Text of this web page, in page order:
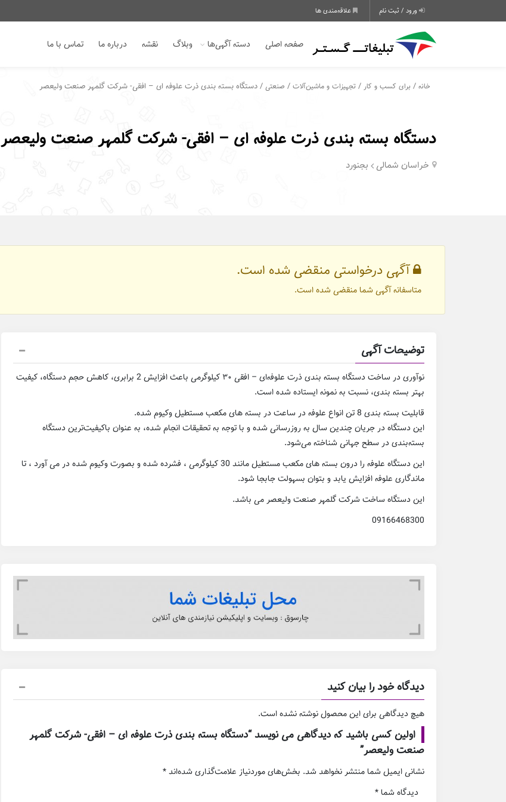
ورود / ثبت نام علاقه‌مندی ها
صفحه اصلی دسته آگهی‌ها وبلاگ نقشه درباره ما تماس با ما
خانه / برای کسب و کار / تجهیزات و ماشین‌آلات / صنعتی / دستگاه بسته بندی ذرت علوفه ای – افقی- شرکت گلمهر صنعت ولیعصر
دستگاه بسته بندی ذرت علوفه ای – افقی- شرکت گلمهر صنعت ولیعصر
خراسان شمالی بجنورد
آگهی درخواستی منقضی شده است.
متاسفانه آگهی شما منقضی شده است.
توضیحات آگهی
نوآوری در ساخت دستگاه بسته بندی ذرت علوفه‌ای – افقی ۳۰ کیلوگرمی باعث افزایش 2 برابری، کاهش حجم دستگاه، کیفیت
بهتر بسته بندی، نسبت به نمونه ایستاده شده است.
قابلیت بسته بندی 8 تن انواع علوفه در ساعت در بسته های مکعب مستطیل وکیوم شده.
این دستگاه در جریان چندین سال به روزرسانی شده و با توجه به تحقیقات انجام شده، به عنوان باکیفیت‌ترین دستگاه
بسته‌بندی در سطح جهانی شناخته می‌شود.
این دستگاه علوفه را درون بسته های مکعب مستطیل مانند 30 کیلوگرمی ، فشرده شده و بصورت وکیوم شده در می آورد ، تا
ماندگاری علوفه افزایش یابد و بتوان بسهولت جابجا شود.
این دستگاه ساخت شرکت گلمهر صنعت ولیعصر می باشد.
09166468300
دیدگاه خود را بیان کنید
هیچ دیدگاهی برای این محصول نوشته نشده است.
اولین کسی باشید که دیدگاهی می نویسد “دستگاه بسته بندی ذرت علوفه ای – افقی- شرکت گلمهر
صنعت ولیعصر”
نشانی ایمیل شما منتشر نخواهد شد. بخش‌های موردنیاز علامت‌گذاری شده‌اند*
دیدگاه شما*